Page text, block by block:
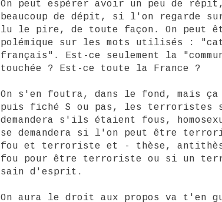
On peut espérer avoir un peu de
beaucoup de dépit, si l'on regarde
lu le pire, de toute façon. On peut
polémique sur les mots utilisés :
français". Est-ce seulement la
touchée ? Est-ce toute la France ?
On s'en foutra, dans le fond, mais
puis fiché S ou pas, les terroristes
demandera s'ils étaient fous,
se demandera si l'on peut être
fou et terroriste et - thèse,
fou pour être terroriste ou si un
sain d'esprit.
On aura le droit aux propos va t'en